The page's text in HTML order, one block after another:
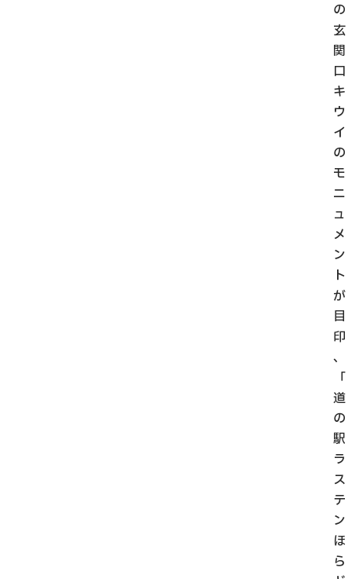
の
玄
関
口
キ
ウ
イ
の
モ
ニ
ュ
メ
ン
ト
が
目
印
、
「
道
の
駅
ラ
ス
テ
ン
ほ
ら